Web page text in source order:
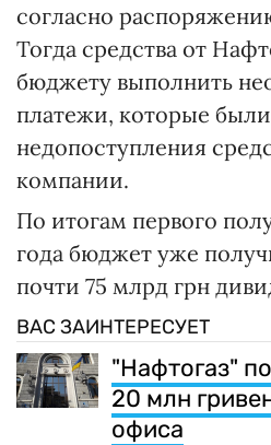
согласно
Тогда средства от
бюджету выполнить
платежи, которые
недопоступления
компании.
По итогам первого
года бюджет уже
почти 75 млрд грн
ВАС ЗАИНТЕРЕСУЕТ
"Нафтогаз"
20 млн
офиса